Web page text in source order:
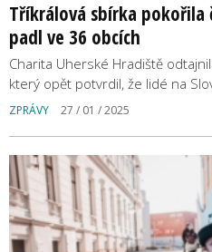
Tříkrálová sbírka
padl ve 36 obcích
Charita Uherské Hradiště
který opět potvrdil, že lidé na
ZPRÁVY 27 / 01 / 2025